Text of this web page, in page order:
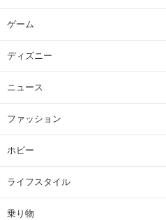
ゲーム
ディズニー
ニュース
ファッション
ホビー
ライフスタイル
乗り物